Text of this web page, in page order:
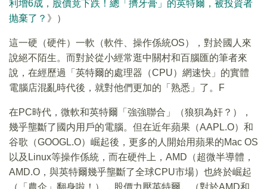
利增6成，股價竟下跌！總「擠牙膏」的英特爾，被投資者
抛棄了？ 》）
這一硬（硬件）一軟（軟件、操作係統OS），對於國人來
說絕不陌生。而對於從小經常逛中關村和百腦匯的筆者來
說，在經歷過「英特爾的處理器（CPU）網速快」的實體
電腦店混亂時代後，就對他們更加的「熟悉」了。F
在PC時代，微軟和英特爾「強強聯合」（狼狽為奸？），
幾乎壟斷了國内用戶的電腦。但在近年蘋果（AAPL.O）和
谷歌（GOOGL.O）崛起後，更多的人開始用蘋果的Mac OS
以及Linux等操作係統，而在硬件上，AMD（超微半導體，
AMD.O，與英特爾幾乎壟斷了全球CPU市場）也終於崛起
（「農企」翻身啦！），股價力壓英特爾。（對於AMD和